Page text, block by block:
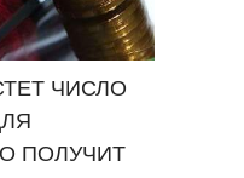
ЧИСЛО
ПОЛУЧИТ